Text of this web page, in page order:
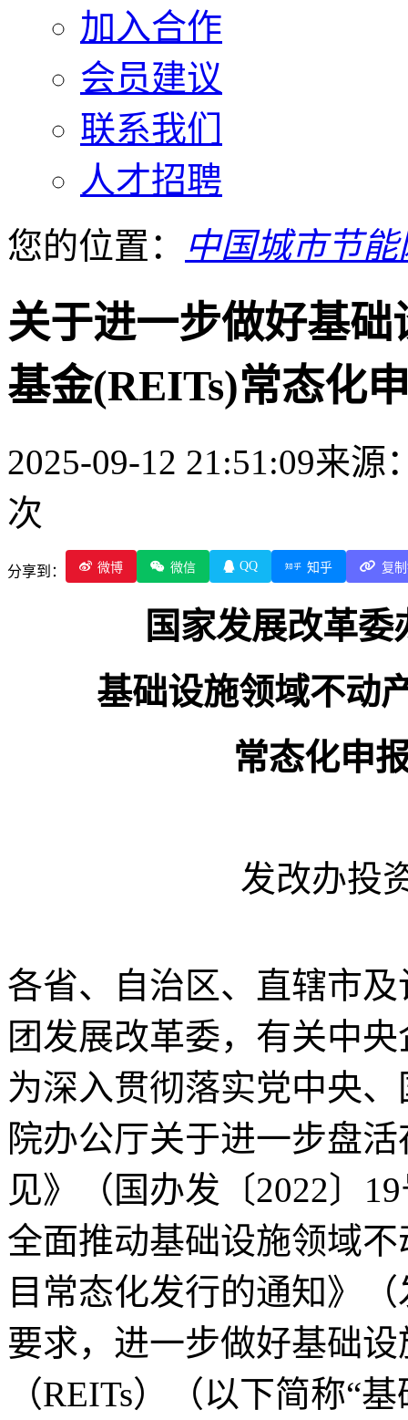
加入合作
会员建议
联系我们
人才招聘
您的位置：
中国城市节能
关于进一步做好基
基金(REITs)常态化
2025-09-12 21:51:09来源
次
分享到： 微博 微信 QQ 知乎 复
国家发展改革
基础设施领域不动
常态化申
发改办投
各省、自治区、直辖市
团发展改革委，有关中
为深入贯彻落实党中央
院办公厅关于进一步盘
见》（国办发〔2022〕
全面推动基础设施领域
目常态化发行的通知》
要求，进一步做好基础
（REITs）（以下简称“